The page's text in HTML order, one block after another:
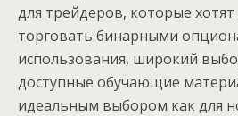
для трейдеров, которые хотят
торговать бинарными
использования, широкий
доступные обучающие
идеальным выбором как для